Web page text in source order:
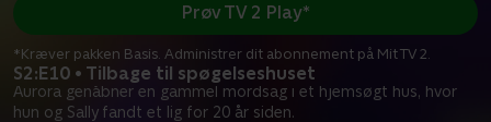
S2:E10 • Tilbage til spøgelseshuset
Aurora genåbner en gammel mordsag i et hjemsøgt hus, hvor
hun og Sally fandt et lig for 20 år siden.
Prøv TV 2 Play*
*Kræver pakken Basis. Administrer dit abonnement på Mit TV 2.